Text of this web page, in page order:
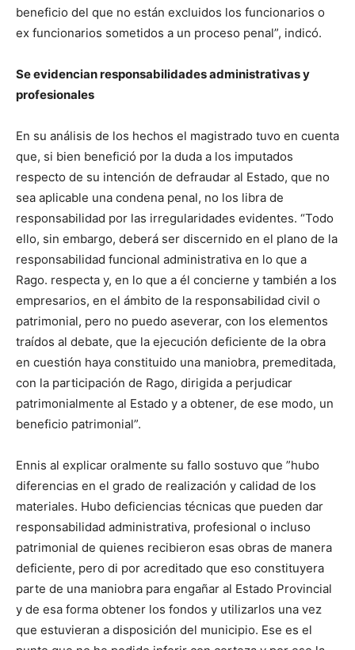
beneficio del que no están excluidos los funcionarios o
ex funcionarios sometidos a un proceso penal”, indicó.
Se evidencian responsabilidades administrativas y
profesionales
En su análisis de los hechos el magistrado tuvo en cuenta
que, si bien benefició por la duda a los imputados
respecto de su intención de defraudar al Estado, que no
sea aplicable una condena penal, no los libra de
responsabilidad por las irregularidades evidentes. “Todo
ello, sin embargo, deberá ser discernido en el plano de la
responsabilidad funcional administrativa en lo que a
Rago. respecta y, en lo que a él concierne y también a los
empresarios, en el ámbito de la responsabilidad civil o
patrimonial, pero no puedo aseverar, con los elementos
traídos al debate, que la ejecución deficiente de la obra
en cuestión haya constituido una maniobra, premeditada,
con la participación de Rago, dirigida a perjudicar
patrimonialmente al Estado y a obtener, de ese modo, un
beneficio patrimonial”.
Ennis al explicar oralmente su fallo sostuvo que ”hubo
diferencias en el grado de realización y calidad de los
materiales. Hubo deficiencias técnicas que pueden dar
responsabilidad administrativa, profesional o incluso
patrimonial de quienes recibieron esas obras de manera
deficiente, pero di por acreditado que eso constituyera
parte de una maniobra para engañar al Estado Provincial
y de esa forma obtener los fondos y utilizarlos una vez
que estuvieran a disposición del municipio. Ese es el